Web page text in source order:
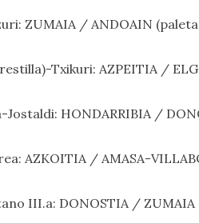
ZUMAIA / ANDOAIN
Txikuri: AZPEITIA /
Jostaldi: HONDARRIBIA /
AZKOITIA / AMASA-
III.a: DONOSTIA / ZUMAIA